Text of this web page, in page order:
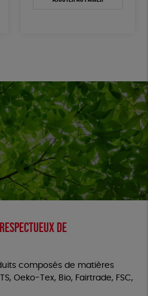
de
composés de matières
Oeko-Tex, Bio, Fairtrade, FSC,